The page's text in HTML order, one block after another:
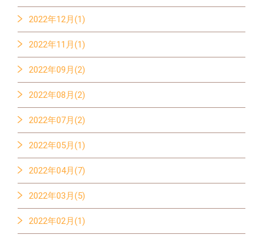
2022年12月(1)
2022年11月(1)
2022年09月(2)
2022年08月(2)
2022年07月(2)
2022年05月(1)
2022年04月(7)
2022年03月(5)
2022年02月(1)